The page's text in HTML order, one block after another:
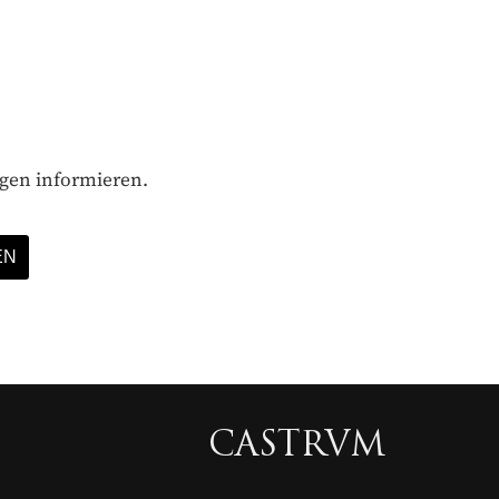
informieren.
CASTRVM